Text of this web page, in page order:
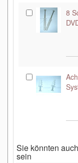
8
Sie könnten
sein